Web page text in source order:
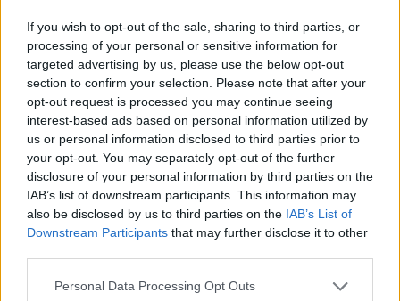
If you wish to opt-out of the sale, sharing to third parties, or
processing of your personal or sensitive information for
targeted advertising by us, please use the below opt-out
section to confirm your selection. Please note that after your
opt-out request is processed you may continue seeing
interest-based ads based on personal information utilized by
us or personal information disclosed to third parties prior to
your opt-out. You may separately opt-out of the further
disclosure of your personal information by third parties on the
IAB’s list of downstream participants. This information may
also be disclosed by us to third parties on the IAB’s List of
Downstream Participants that may further disclose it to other
Please note that this website/app uses one or more Google
Personal Data Processing Opt Outs
Πολιτική| 31.12.2024 06:50
Βουλή: Τι συνέβη το 2024 - Τα δύσκολα
νομοσχέδια της κυβέρνησης και η
αντιπολίτευση
Μια κοινοβουλευτική χρονιά με έντονες